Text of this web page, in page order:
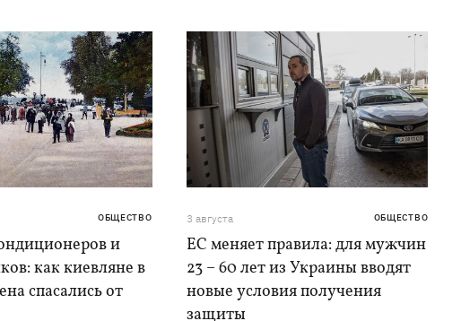
ОБЩЕСТВО
и
как киевляне в
спасались от
3 августа ОБЩЕСТВО
ЕС меняет правила: для мужчин
23 – 60 лет из Украины вводят
новые условия получения
защиты